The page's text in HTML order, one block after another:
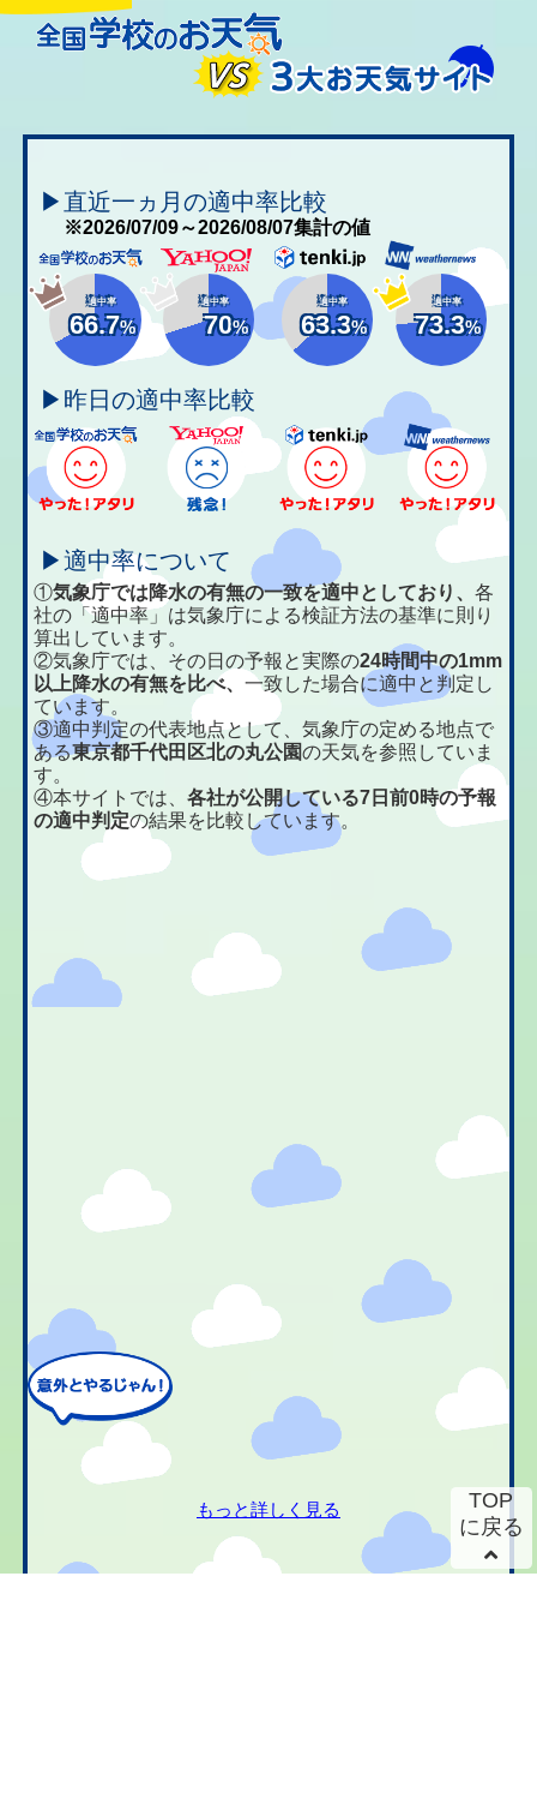
▶直近一ヵ月の適中率比較
※2026/07/09～2026/08/07集計の値
適中率
66.7%
適中率
70%
適中率
63.3%
適中率
73.3%
▶昨日の適中率比較
▶適中率について
①気象庁では降水の有無の一致を適中としており、各
社の「適中率」は気象庁による検証方法の基準に則り
算出しています。
②気象庁では、その日の予報と実際の24時間中の1mm
以上降水の有無を比べ、一致した場合に適中と判定し
ています。
③適中判定の代表地点として、気象庁の定める地点で
ある東京都千代田区北の丸公園の天気を参照していま
す。
④本サイトでは、各社が公開している7日前0時の予報
の適中判定の結果を比較しています。
もっと詳しく見る
TOP
に戻る